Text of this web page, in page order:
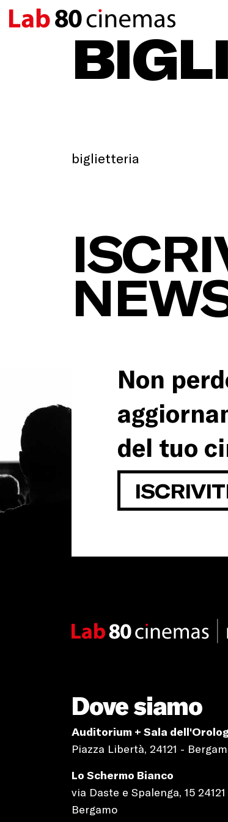
biglietteria
Non
del tuo
Dove siamo
Auditorium + Sala
Piazza Libertà, 24121 -
Lo Schermo Bianco
via Daste e Spalenga, 15 24121
Bergamo